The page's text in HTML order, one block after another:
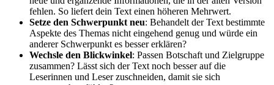
fehlen. So liefert dein Text einen höheren Mehrwert.
Setze den Schwerpunkt neu: Behandelt der Text bestimmte
Aspekte des Themas nicht eingehend genug und würde ein
anderer Schwerpunkt es besser erklären?
Wechsle den Blickwinkel: Passen Botschaft und Zielgruppe
zusammen? Lässt sich der Text noch besser auf die
Leserinnen und Leser zuschneiden, damit sie sich